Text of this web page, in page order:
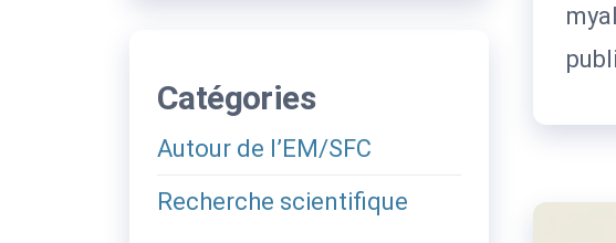
Catégories
Autour de l’EM/SFC
Recherche scientifique